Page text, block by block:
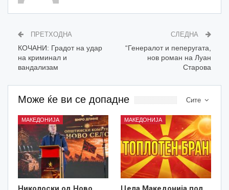
ПРЕТХОДНА
КОЧАНИ: Градот на удар
на криминал и
вандализам
СЛЕДНА
“Генералот и пеперугата,
нов роман на Луан
Старова
Сите
Може ќе ви се допадне
МАКЕДОНИЈА МАКЕДОНИЈА